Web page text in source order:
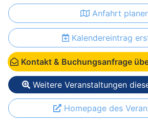
Anfahrt
Kalendereintrag
Kontakt & Buchungsanfrage
Weitere Veranstaltungen
Homepage des